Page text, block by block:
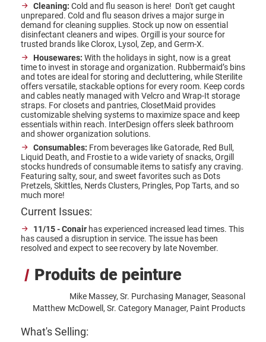
Cleaning: Cold and flu season is here! Don't get caught
unprepared. Cold and flu season drives a major surge in
demand for cleaning supplies. Stock up now on essential
disinfectant cleaners and wipes. Orgill is your source for
trusted brands like Clorox, Lysol, Zep, and Germ-X.
Housewares: With the holidays in sight, now is a great
time to invest in storage and organization. Rubbermaid’s bins
and totes are ideal for storing and decluttering, while Sterilite
offers versatile, stackable options for every room. Keep cords
and cables neatly managed with Velcro and Wrap-It storage
straps. For closets and pantries, ClosetMaid provides
customizable shelving systems to maximize space and keep
essentials within reach. InterDesign offers sleek bathroom
and shower organization solutions.
Consumables: From beverages like Gatorade, Red Bull,
Liquid Death, and Frostie to a wide variety of snacks, Orgill
stocks hundreds of consumable items to satisfy any craving.
Featuring salty, sour, and sweet favorites such as Dots
Pretzels, Skittles, Nerds Clusters, Pringles, Pop Tarts, and so
much more!
Current Issues:
11/15 - Conair has experienced increased lead times. This
has caused a disruption in service. The issue has been
resolved and expect to see recovery by late November.
Produits de peinture
Mike Massey, Sr. Purchasing Manager, Seasonal
Matthew McDowell, Sr. Category Manager, Paint Products
What's Selling: